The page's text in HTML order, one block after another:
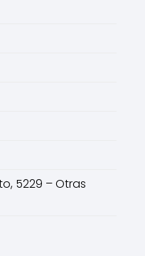
5229 – Otras